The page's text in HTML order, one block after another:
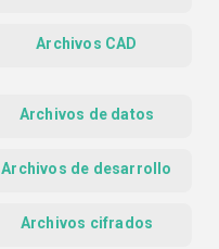
Archivos CAD
Archivos de datos
Archivos de desarrollo
Archivos cifrados